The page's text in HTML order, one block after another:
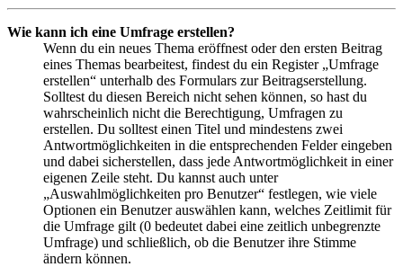
Wie kann ich eine Umfrage erstellen?
Wenn du ein neues Thema eröffnest oder den ersten Beitrag
eines Themas bearbeitest, findest du ein Register „Umfrage
erstellen“ unterhalb des Formulars zur Beitragserstellung.
Solltest du diesen Bereich nicht sehen können, so hast du
wahrscheinlich nicht die Berechtigung, Umfragen zu
erstellen. Du solltest einen Titel und mindestens zwei
Antwortmöglichkeiten in die entsprechenden Felder eingeben
und dabei sicherstellen, dass jede Antwortmöglichkeit in einer
eigenen Zeile steht. Du kannst auch unter
„Auswahlmöglichkeiten pro Benutzer“ festlegen, wie viele
Optionen ein Benutzer auswählen kann, welches Zeitlimit für
die Umfrage gilt (0 bedeutet dabei eine zeitlich unbegrenzte
Umfrage) und schließlich, ob die Benutzer ihre Stimme
ändern können.